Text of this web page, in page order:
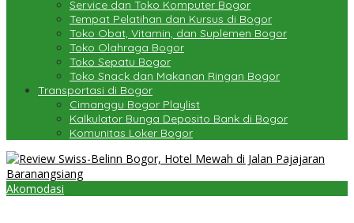
Service dan Toko Komputer Bogor
Tempat Pelatihan dan Kursus di Bogor
Toko Obat, Vitamin, dan Suplemen Bogor
Toko Olahraga Bogor
Toko Sepatu Bogor
Toko Snack dan Makanan Ringan Bogor
Transportasi di Bogor
Cimanggu Bogor Playlist
Kalkulator Bunga Deposito Bank di Bogor
Komunitas Loker Bogor
Akomodasi